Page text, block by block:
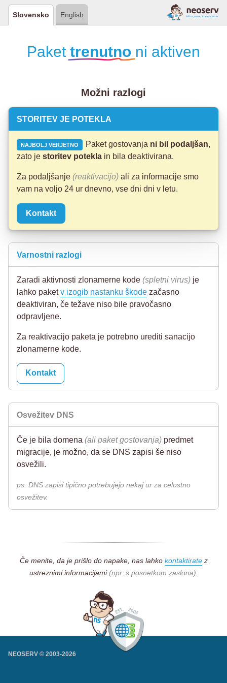
Slovensko English
Paket trenutno ni aktiven
Možni razlogi
STORITEV JE POTEKLA
NAJBOLJ VERJETNO Paket gostovanja ni bil podaljšan,
zato je storitev potekla in bila deaktivirana.
Za podaljšanje (reaktivacijo) ali za informacije smo
vam na voljo 24 ur dnevno, vse dni dni v letu.
Kontakt
Varnostni razlogi
Zaradi aktivnosti zlonamerne kode (spletni virus) je
lahko paketv izogib nastanku škode začasno
deaktiviran, če težave niso bile pravočasno
odpravljene.
Za reaktivacijo paketa je potrebno urediti sanacijo
zlonamerne kode.
Kontakt
Osvežitev DNS
Če je bila domena (ali paket gostovanja) predmet
migracije, je možno, da se DNS zapisi še niso
osvežili.
ps. DNS zapisi tipično potrebujejo nekaj ur za celostno
osvežitev.
Če menite, da je prišlo do napake, nas lahko kontaktiratez
ustreznimi informacijami(npr. s posnetkom zaslona)
NEOSERV © 2003-2026